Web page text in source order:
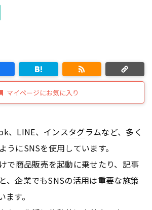
マイページにお気に入り
、LINE、インスタグラムなど、多く
うにSNSを使用しています。
で商品販売を起動に乗せたり、記事
、企業でもSNSの活用は重要な施策
す。